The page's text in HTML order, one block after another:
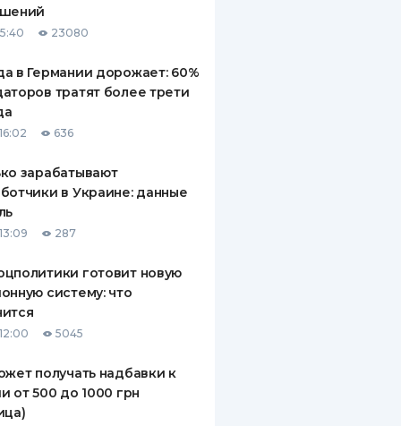
ПО
ПОЛИСЫ
КОМПАНИИ
23080
в Германии дорожает: 60%
тратят более трети
636
зарабатывают
в Украине: данные
287
готовит новую
систему: что
5045
получать надбавки к
от 500 до 1000 грн